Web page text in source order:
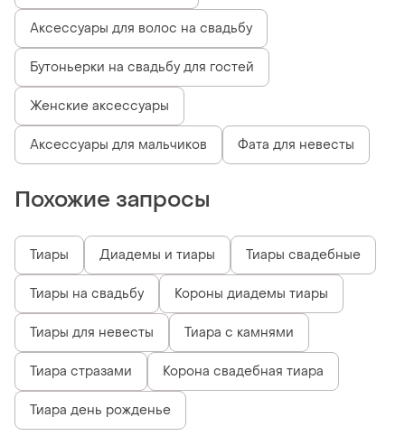
Аксессуары для волос на свадьбу
Бутоньерки на свадьбу для гостей
Женские аксессуары
Аксессуары для мальчиков Фата для невесты
Похожие запросы
Тиары Диадемы и тиары Тиары свадебные
Тиары на свадьбу Короны диадемы тиары
Тиары для невесты Тиара с камнями
Тиара стразами Корона свадебная тиара
Тиара день рожденье